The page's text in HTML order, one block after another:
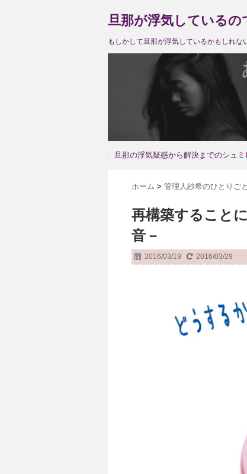
旦那が浮気しているの
もしかして旦那が浮気しているかもしれ
旦那の浮気疑惑から解決までのシュミ
ホーム > 管理人紗希のひとりごと
再構築すること
音－
2016/03/19 2016/03/29